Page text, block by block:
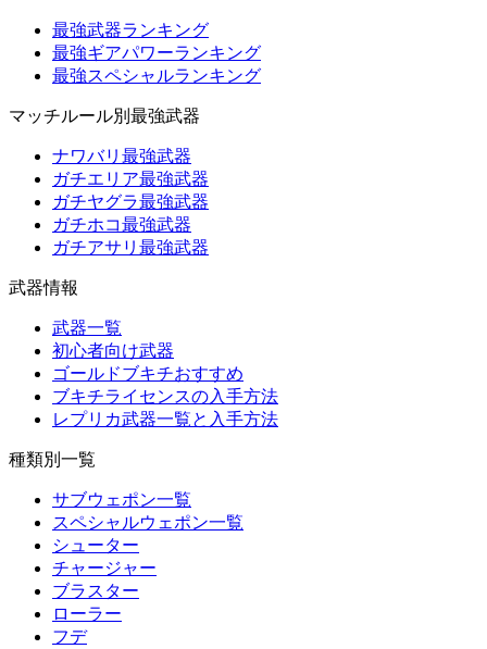
最強武器ランキング
最強ギアパワーランキング
最強スペシャルランキング
マッチルール別最強武器
ナワバリ最強武器
ガチエリア最強武器
ガチヤグラ最強武器
ガチホコ最強武器
ガチアサリ最強武器
武器情報
武器一覧
初心者向け武器
ゴールドブキチおすすめ
ブキチライセンスの入手方法
レプリカ武器一覧と入手方法
種類別一覧
サブウェポン一覧
スペシャルウェポン一覧
シューター
チャージャー
ブラスター
ローラー
フデ